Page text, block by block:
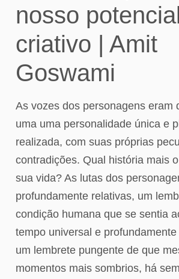
nosso
criativo | Amit
Goswami
As vozes dos personagens eram
uma uma personalidade única e
realizada, com suas próprias
contradições. Qual história mais
sua vida? As lutas dos
profundamente relativas, um
condição humana que se sentia
tempo universal e
um lembrete pungente de que
momentos mais sombrios, há